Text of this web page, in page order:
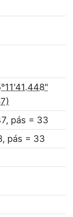
pás = 33
pás = 33